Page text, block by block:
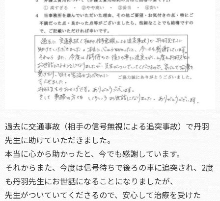
過去に交通事故（相手の信号無視による追突事故）で丹羽
先生に助けていただきました。
本当に心から助かったと、今でも感謝しています。
それからまた、今度は信号待ちで後ろの車に追突され、2度
も丹羽先生にお世話になることになりましたが、
先生がついていてくださるので、安心して治療を受けた